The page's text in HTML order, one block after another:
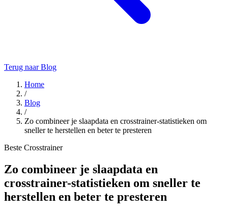
Terug naar Blog
Home
/
Blog
/
Zo combineer je slaapdata en crosstrainer-statistieken om
sneller te herstellen en beter te presteren
Beste Crosstrainer
Zo combineer je slaapdata en
crosstrainer-statistieken om sneller te
herstellen en beter te presteren